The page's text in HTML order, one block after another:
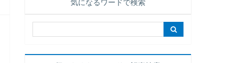
気になるワードで検索